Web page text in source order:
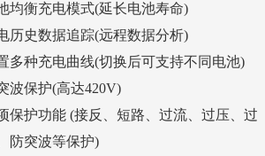
均衡充电模式(延长电池寿命)
历史数据追踪(远程数据分析)
多种充电曲线(切换后可支持不同电池)
波保护(高达420V)
保护功能 (接反、短路、过流、过压、过
防突波等保护)